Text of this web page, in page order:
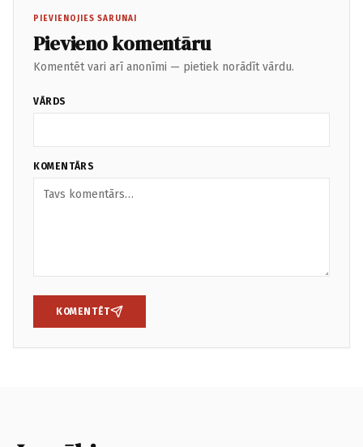
PIEVIENOJIES SARUNAI
Pievieno komentāru
Komentēt vari arī anonīmi — pietiek norādīt vārdu.
VĀRDS
KOMENTĀRS
KOMENTĒT